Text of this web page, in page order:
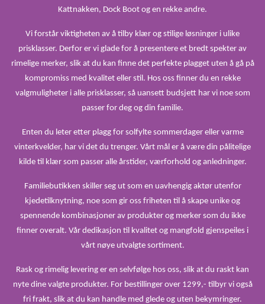
Kattnakken, Dock Boot og en rekke andre.
Vi forstår viktigheten av å tilby klær og stilige løsninger i ulike
prisklasser. Derfor er vi glade for å presentere et bredt spekter av
rimelige merker, slik at du kan finne det perfekte plagget uten å gå på
kompromiss med kvalitet eller stil. Hos oss finner du en rekke
valgmuligheter i alle prisklasser, så uansett budsjett har vi noe som
passer for deg og din familie.
Enten du leter etter plagg for solfylte sommerdager eller varme
vinterkvelder, har vi det du trenger. Vårt mål er å være din pålitelige
kilde til klær som passer alle årstider, værforhold og anledninger.
Familiebutikken skiller seg ut som en uavhengig aktør utenfor
kjedetilknytning, noe som gir oss friheten til å skape unike og
spennende kombinasjoner av produkter og merker som du ikke
finner overalt. Vår dedikasjon til kvalitet og mangfold gjenspeiles i
vårt nøye utvalgte sortiment.
Rask og rimelig levering er en selvfølge hos oss, slik at du raskt kan
nyte dine valgte produkter. For bestillinger over 1299,- tilbyr vi også
fri frakt, slik at du kan handle med glede og uten bekymringer.